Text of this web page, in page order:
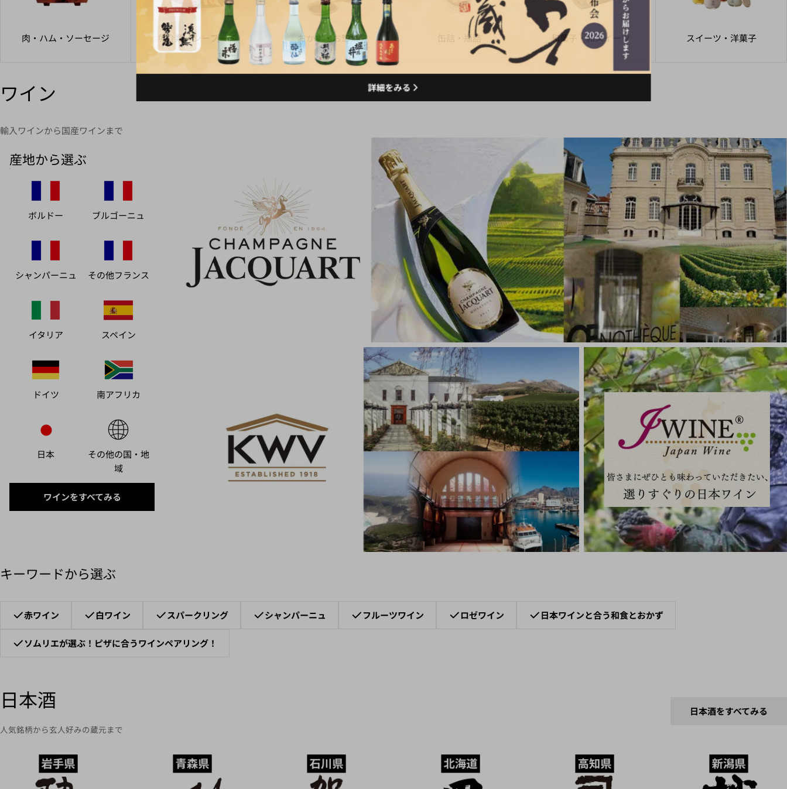
肉・ハム・ソーセージ 魚介類・シーフード おかず・お惣菜 缶詰・瓶詰 和菓子・和スイーツ スイーツ・洋菓子
ワイン
輸入ワインから国産ワインまで
産地から選ぶ
ボルドー ブルゴーニュ
シャンパーニュ その他フランス
イタリア スペイン
ドイツ 南アフリカ
日本
その他の国・地
域
ワインをすべてみる
キーワードから選ぶ
赤ワイン 白ワイン スパークリング シャンパーニュ フルーツワイン ロゼワイン 日本ワインと合う和食とおかず
ソムリエが選ぶ！ピザに合うワインペアリング！
日本酒
人気銘柄から玄人好みの蔵元まで
日本酒をすべてみる
詳細をみる